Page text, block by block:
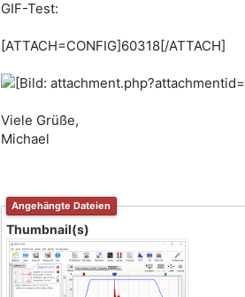
GIF-Test:
[ATTACH=CONFIG]60318[/ATTACH]
Viele Grüße,
Michael
Angehängte Dateien
Thumbnail(s)